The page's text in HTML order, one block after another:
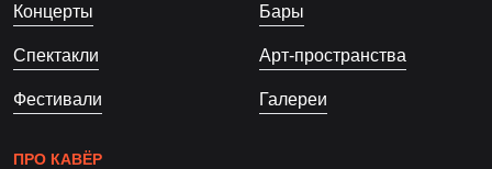
Концерты
Спектакли
Фестивали
Бары
Арт-пространства
Галереи
ПРО КАВЁР